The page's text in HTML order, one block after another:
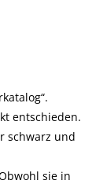
entschieden.
schwarz und
sie in